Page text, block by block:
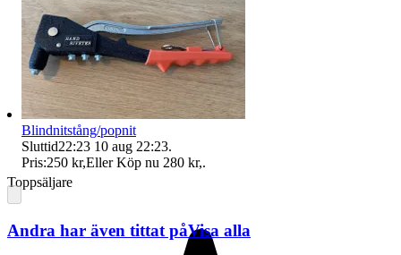
Toppsäljare
Blindnitstång/popnit
Sluttid22:23 10 aug 22:23.
Pris:250 kr,Eller Köp nu 280 kr,.
Andra har även tittat påVisa alla